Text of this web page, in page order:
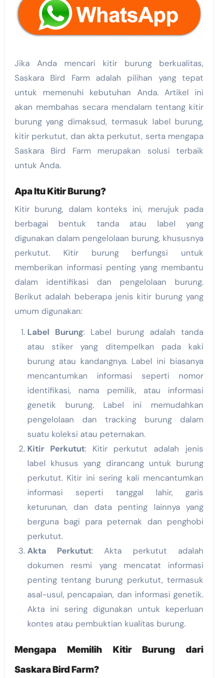
Jika Anda mencari kitir burung berkualitas,
Saskara Bird Farm adalah pilihan yang tepat
untuk memenuhi kebutuhan Anda. Artikel ini
akan membahas secara mendalam tentang kitir
burung yang dimaksud, termasuk label burung,
kitir perkutut, dan akta perkutut, serta mengapa
Saskara Bird Farm merupakan solusi terbaik
untuk Anda.
Apa Itu Kitir Burung?
Kitir burung, dalam konteks ini, merujuk pada
berbagai bentuk tanda atau label yang
digunakan dalam pengelolaan burung, khususnya
perkutut. Kitir burung berfungsi untuk
memberikan informasi penting yang membantu
dalam identifikasi dan pengelolaan burung.
Berikut adalah beberapa jenis kitir burung yang
umum digunakan:
Label Burung: Label burung adalah tanda
atau stiker yang ditempelkan pada kaki
burung atau kandangnya. Label ini biasanya
mencantumkan informasi seperti nomor
identifikasi, nama pemilik, atau informasi
genetik burung. Label ini memudahkan
pengelolaan dan tracking burung dalam
suatu koleksi atau peternakan.
Kitir Perkutut: Kitir perkutut adalah jenis
label khusus yang dirancang untuk burung
perkutut. Kitir ini sering kali mencantumkan
informasi seperti tanggal lahir, garis
keturunan, dan data penting lainnya yang
berguna bagi para peternak dan penghobi
perkutut.
Akta Perkutut: Akta perkutut adalah
dokumen resmi yang mencatat informasi
penting tentang burung perkutut, termasuk
asal-usul, pencapaian, dan informasi genetik.
Akta ini sering digunakan untuk keperluan
kontes atau pembuktian kualitas burung.
Mengapa Memilih Kitir Burung dari
Saskara Bird Farm?